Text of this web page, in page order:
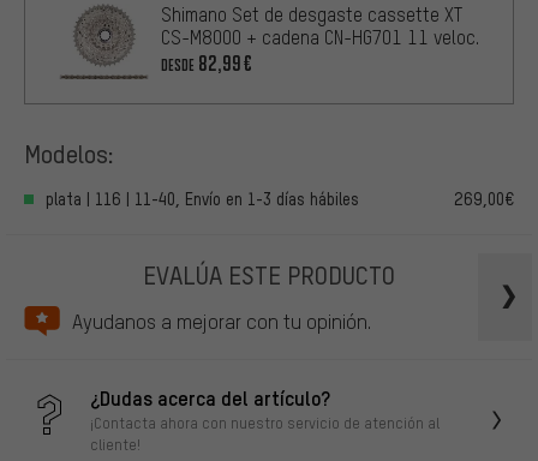
Shimano Set de desgaste cassette XT
CS-M8000 + cadena CN-HG701 11 veloc.
DESDE 82,99€
Modelos:
plata | 116 | 11-40, Envío en 1-3 días hábiles 269,00€
EVALÚA ESTE PRODUCTO
Ayudanos a mejorar con tu opinión.
¿Dudas acerca del artículo?
¡Contacta ahora con nuestro servicio de atención al
cliente!